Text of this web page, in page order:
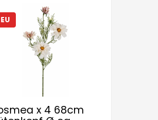
x 4 68cm